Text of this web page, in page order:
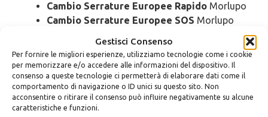
Gestisci Consenso
Per fornire le migliori esperienze, utilizziamo tecnologie come i cookie
per memorizzare e/o accedere alle informazioni del dispositivo. Il
consenso a queste tecnologie ci permetterà di elaborare dati come il
comportamento di navigazione o ID unici su questo sito. Non
acconsentire o ritirare il consenso può influire negativamente su alcune
caratteristiche e funzioni.
Cambio Serrature Europee Rapido Morlupo
Cambio Serrature Europee SOS Morlupo
Morlupo
Cambio Serrature Europee Costo
Morlupo
SostituzioneSerrature Europee
Morlupo